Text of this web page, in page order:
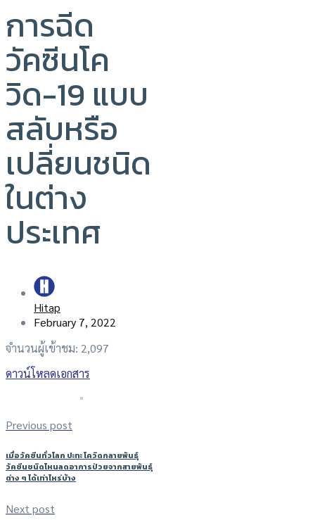
การฉีด
วัคซีนโค
วิด-19 แบบ
สลับหรือ
เปลี่ยนชนิด
ในต่าง
ประเทศ
Hitap
February 7, 2022
จำนวนผู้เข้าชม: 2,097
ดาวน์โหลดเอกสาร
Previous post
เมื่อวัคซีนทั่วโลก ปะทะ โควิดกลายพันธุ์
วัคซีนชนิดไหนลดอาการป่วยจากสายพันธุ์
ต่าง ๆ ได้เท่าไหร่บ้าง
Next post